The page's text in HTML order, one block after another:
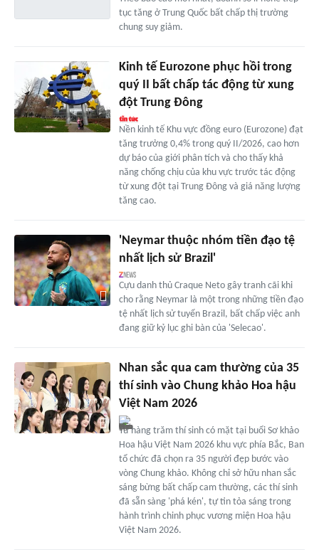
tục tăng ở Trung Quốc bất chấp thị trường
chung suy giảm.
Kinh tế Eurozone phục hồi trong
quý II bất chấp tác động từ xung
đột Trung Đông
Nền kinh tế Khu vực đồng euro (Eurozone) đạt
tăng trưởng 0,4% trong quý II/2026, cao hơn
dự báo của giới phân tích và cho thấy khả
năng chống chịu của khu vực trước tác động
từ xung đột tại Trung Đông và giá năng lượng
tăng cao.
'Neymar thuộc nhóm tiền đạo tệ
nhất lịch sử Brazil'
Cựu danh thủ Craque Neto gây tranh cãi khi
cho rằng Neymar là một trong những tiền đạo
tệ nhất lịch sử tuyển Brazil, bất chấp việc anh
đang giữ kỷ lục ghi bàn của 'Selecao'.
Nhan sắc qua cam thường của 35
thí sinh vào Chung khảo Hoa hậu
Việt Nam 2026
Từ hàng trăm thí sinh có mặt tại buổi Sơ khảo
Hoa hậu Việt Nam 2026 khu vực phía Bắc, Ban
tổ chức đã chọn ra 35 người đẹp bước vào
vòng Chung khảo. Không chỉ sở hữu nhan sắc
sáng bừng bất chấp cam thường, các thí sinh
đã sẵn sàng 'phá kén', tự tin tỏa sáng trong
hành trình chinh phục vương miện Hoa hậu
Việt Nam 2026.